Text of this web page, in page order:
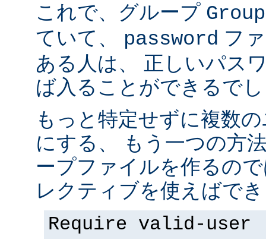
これで、グループ
ていて、 password フ
ある人は、 正しいパス
ば入ることができるで
もっと特定せずに複数
にする、 もう一つの方
ープファイルを作るの
レクティブを使えばで
Require valid-user